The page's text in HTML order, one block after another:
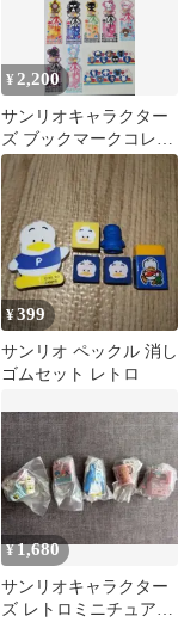
¥ 2,200
サンリオキャラクター
ズ ブックマークコレク
ション 平成レトロ
¥399
サンリオ ペックル 消し
ゴムセット レトロ
¥1,680
サンリオキャラクター
ズ レトロミニチュアチ